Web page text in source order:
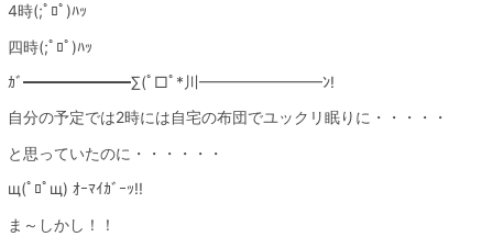
4時(;ﾟﾛﾟ)ﾊｯ
四時(;ﾟﾛﾟ)ﾊｯ
ｶﾞ━━━━━━━∑(ﾟ□ﾟ*川━━━━━━━━ﾝ!
自分の予定では2時には自宅の布団でユックリ眠りに・・・・・
と思っていたのに・・・・・・
щ(ﾟﾛﾟщ) ｵｰﾏｲｶﾞｰｯ!!
ま～しかし！！